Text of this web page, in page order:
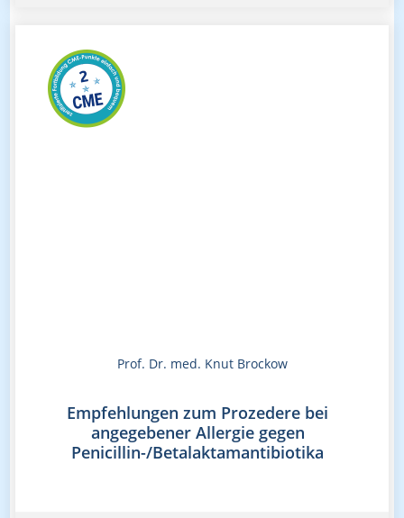
Prof. Dr. med. Knut Brockow
Empfehlungen zum Prozedere bei
angegebener Allergie gegen
Penicillin-/Betalaktamantibiotika